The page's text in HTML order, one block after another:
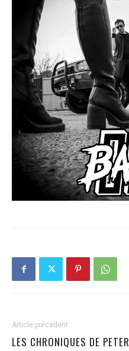
Article précédent
LES CHRONIQUES DE PETER